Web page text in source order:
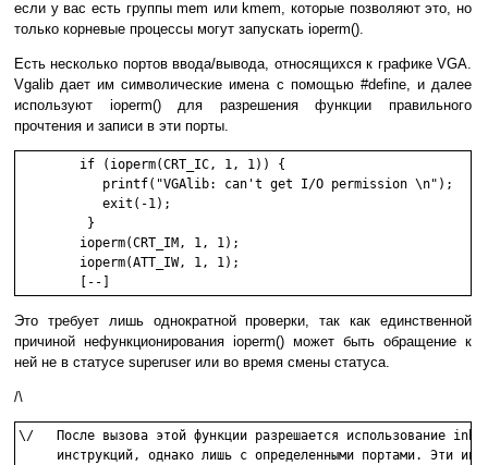
если у вас есть группы mem или kmem, которые позволяют это, но
только корневые процессы могут запускать ioperm().
Есть несколько портов ввода/вывода, относящихся к графике VGA.
Vgalib дает им символические имена с помощью #define, и далее
используют ioperm() для разрешения функции правильного
прочтения и записи в эти порты.
        if (ioperm(CRT_IC, 1, 1)) {
           printf("VGAlib: can't get I/O permission \n");
           exit(-1);
         }
        ioperm(CRT_IM, 1, 1);
        ioperm(ATT_IW, 1, 1);
        [--]
Это требует лишь однократной проверки, так как единственной
причиной нефункционирования ioperm() может быть обращение к
ней не в статусе superuser или во время смены статуса.
/\
\/   После вызова этой функции разрешается использование inb
инструкций, однако лишь с определенными портами. Эти